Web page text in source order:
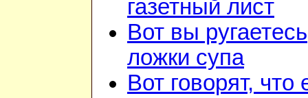
газетный лист
Вот вы
ложки супа
Вот говорят, что